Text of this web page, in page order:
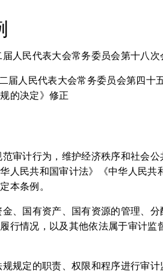
人民代表大会常务委员会第十八次
届人民代表大会常务委员会第四十
的决定》修正
审计行为，维护经济秩序和社会
人民共和国审计法》《中华人民共
本条例。
、国有资产、国有资源的管理、
行情况，以及其他依法属于审计监
规定的职责、权限和程序进行审